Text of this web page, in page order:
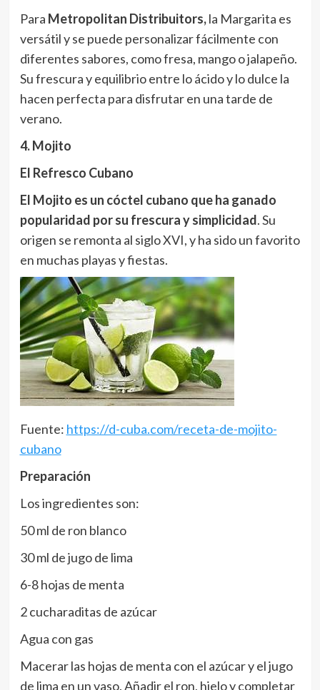
Para Metropolitan Distribuitors,la Margarita es
versátil y se puede personalizar fácilmente con
diferentes sabores, como fresa, mango o jalapeño.
Su frescura y equilibrio entre lo ácido y lo dulce la
hacen perfecta para disfrutar en una tarde de
verano.
4. Mojito
El Refresco Cubano
El Mojito es un cóctel cubano que ha ganado
popularidad por su frescura y simplicidad. Su
origen se remonta al siglo XVI, y ha sido un favorito
en muchas playas y fiestas.
Fuente: https://d-cuba.com/receta-de-mojito-
cubano
Preparación
Los ingredientes son:
50 ml de ron blanco
30 ml de jugo de lima
6-8 hojas de menta
2 cucharaditas de azúcar
Agua con gas
Macerar las hojas de menta con el azúcar y el jugo
de lima en un vaso. Añadir el ron, hielo y completar